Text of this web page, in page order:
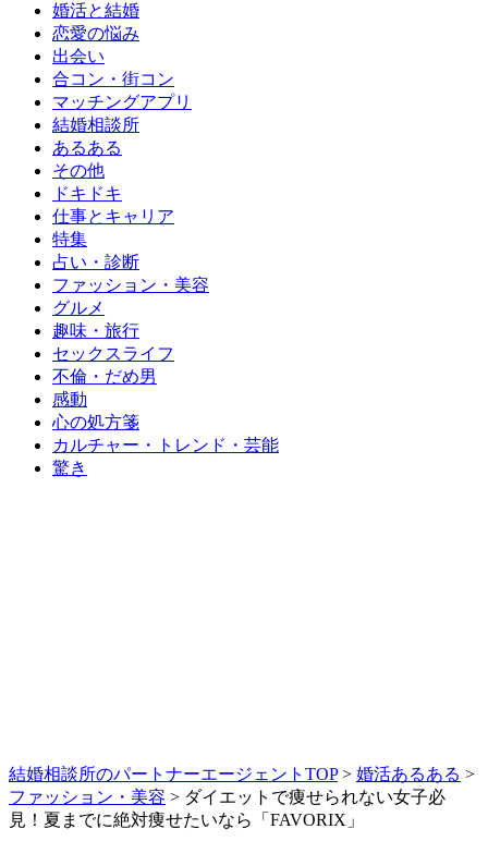
婚活と結婚
恋愛の悩み
出会い
合コン・街コン
マッチングアプリ
結婚相談所
あるある
その他
ドキドキ
仕事とキャリア
特集
占い・診断
ファッション・美容
グルメ
趣味・旅行
セックスライフ
不倫・だめ男
感動
心の処方箋
カルチャー・トレンド・芸能
驚き
結婚相談所のパートナーエージェントTOP> 婚活あるある >
ファッション・美容 > ダイエットで痩せられない女子必
見！夏までに絶対痩せたいなら「FAVORIX」